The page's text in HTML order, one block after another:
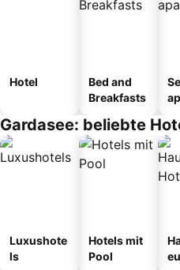
Hotel
Bed and
Breakfasts
Gardasee: beliebte
Luxushote
ls
Hotels mit
Pool